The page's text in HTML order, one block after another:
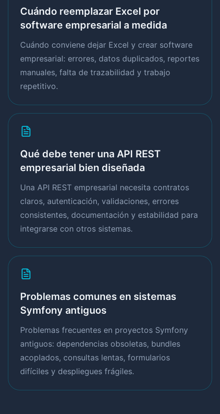
Cuándo reemplazar Excel por
software empresarial a medida
Cuándo conviene dejar Excel y crear software
empresarial: errores, datos duplicados, reportes
manuales, falta de trazabilidad y trabajo
repetitivo.
Qué debe tener una API REST
empresarial bien diseñada
Una API REST empresarial necesita contratos
claros, autenticación, validaciones, errores
consistentes, documentación y estabilidad para
integrarse con otros sistemas.
Problemas comunes en sistemas
Symfony antiguos
Problemas frecuentes en proyectos Symfony
antiguos: dependencias obsoletas, bundles
acoplados, consultas lentas, formularios
difíciles y despliegues frágiles.